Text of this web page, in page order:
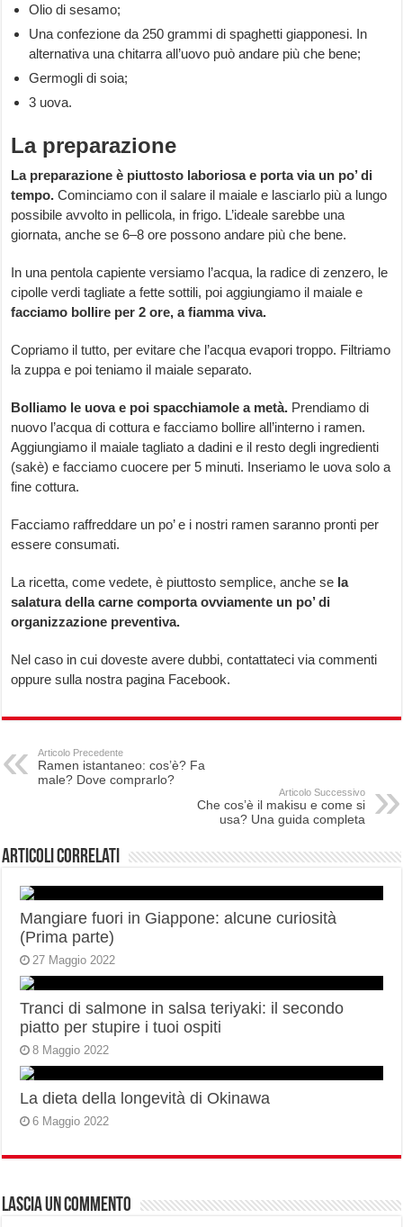
Olio di sesamo;
Una confezione da 250 grammi di spaghetti giapponesi. In
alternativa una chitarra all’uovo può andare più che bene;
Germogli di soia;
3 uova.
La preparazione
La preparazione è piuttosto laboriosa e porta via un po’ di
tempo. Cominciamo con il salare il maiale e lasciarlo più a lungo
possibile avvolto in pellicola, in frigo. L’ideale sarebbe una
giornata, anche se 6–8 ore possono andare più che bene.
In una pentola capiente versiamo l’acqua, la radice di zenzero, le
cipolle verdi tagliate a fette sottili, poi aggiungiamo il maiale e
facciamo bollire per 2 ore, a fiamma viva.
Copriamo il tutto, per evitare che l’acqua evapori troppo. Filtriamo
la zuppa e poi teniamo il maiale separato.
Bolliamo le uova e poi spacchiamole a metà. Prendiamo di
nuovo l’acqua di cottura e facciamo bollire all’interno i ramen.
Aggiungiamo il maiale tagliato a dadini e il resto degli ingredienti
(sakè) e facciamo cuocere per 5 minuti. Inseriamo le uova solo a
fine cottura.
Facciamo raffreddare un po’ e i nostri ramen saranno pronti per
essere consumati.
La ricetta, come vedete, è piuttosto semplice, anche se la
salatura della carne comporta ovviamente un po’ di
organizzazione preventiva.
Nel caso in cui doveste avere dubbi, contattateci via commenti
oppure sulla nostra pagina Facebook.
Articolo Precedente
Ramen istantaneo: cos’è? Fa
male? Dove comprarlo?
Articolo Successivo
Che cos’è il makisu e come si
usa? Una guida completa
Articoli correlati
Mangiare fuori in Giappone: alcune curiosità
(Prima parte)
27 Maggio 2022
Tranci di salmone in salsa teriyaki: il secondo
piatto per stupire i tuoi ospiti
8 Maggio 2022
La dieta della longevità di Okinawa
6 Maggio 2022
Lascia un commento